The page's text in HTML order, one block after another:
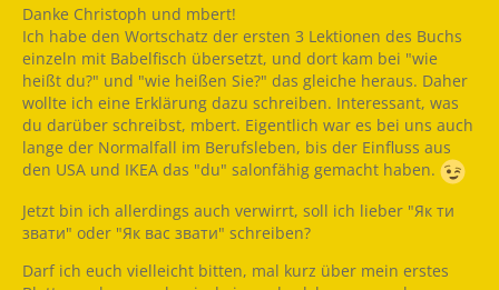
Danke Christoph und mbert!
Ich habe den Wortschatz der ersten 3 Lektionen des Buchs
einzeln mit Babelfisch übersetzt, und dort kam bei "wie
heißt du?" und "wie heißen Sie?" das gleiche heraus. Daher
wollte ich eine Erklärung dazu schreiben. Interessant, was
du darüber schreibst, mbert. Eigentlich war es bei uns auch
lange der Normalfall im Berufsleben, bis der Einfluss aus
den USA und IKEA das "du" salonfähig gemacht haben.
Jetzt bin ich allerdings auch verwirrt, soll ich lieber "Як ти
звати" oder "Як вас звати" schreiben?
Darf ich euch vielleicht bitten, mal kurz über mein erstes